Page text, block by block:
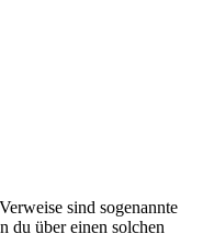
sind sogenannte
über einen solchen